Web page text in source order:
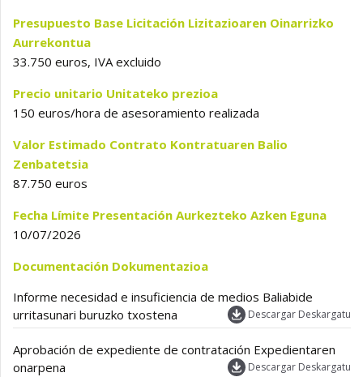
Presupuesto Base Licitación Lizitazioaren Oinarrizko
Aurrekontua
33.750 euros, IVA excluido
Precio unitario Unitateko prezioa
150 euros/hora de asesoramiento realizada
Valor Estimado Contrato Kontratuaren Balio
Zenbatetsia
87.750 euros
Fecha Límite Presentación Aurkezteko Azken Eguna
10/07/2026
Documentación Dokumentazioa
Informe necesidad e insuficiencia de medios Baliabide
urritasunari buruzko txostena
Descargar Deskargatu
Aprobación de expediente de contratación Expedientaren
onarpena
Descargar Deskargatu